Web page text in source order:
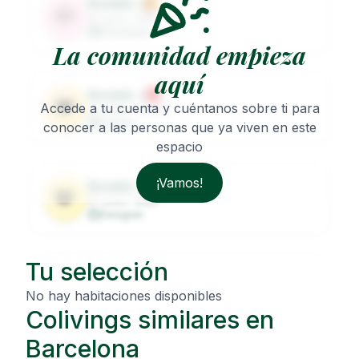
La comunidad empieza
aquí
Accede a tu cuenta y cuéntanos sobre ti para
conocer a las personas que ya viven en este
espacio
¡Vamos!
Male
Developer
🐨 29 years ·Female
Lawyer
🐼
Roomie
Male
🦦
Roomie4
31years ·Female
Tu selección
No hay habitaciones disponibles
Colivings similares en
Barcelona